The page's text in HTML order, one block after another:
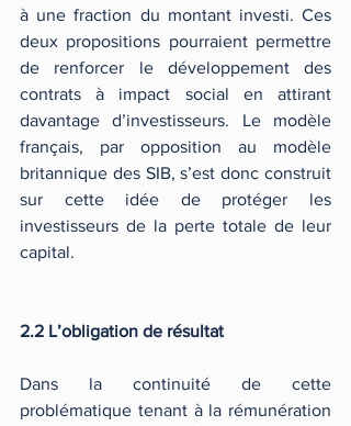
à une fraction du montant investi. Ces
deux propositions pourraient permettre
de renforcer le développement des
contrats à impact social en attirant
davantage d’investisseurs. Le modèle
français, par opposition au modèle
britannique des SIB, s’est donc construit
sur cette idée de protéger les
investisseurs de la perte totale de leur
capital.
2.2 L’obligation de résultat
Dans la continuité de cette
problématique tenant à la rémunération